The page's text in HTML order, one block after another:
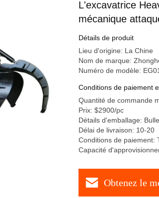
L'excavatrice
mécanique
Détails de produit
Lieu d'origine: La Chine
Nom de marque:
Numéro de modèle: EG01
Conditions de paiement
Quantité de commande
Prix: $2900/pc
Détails d'emballage: Bulle
Délai de livraison: 10-20
Conditions de paiement:
Capacité
Obtenez le